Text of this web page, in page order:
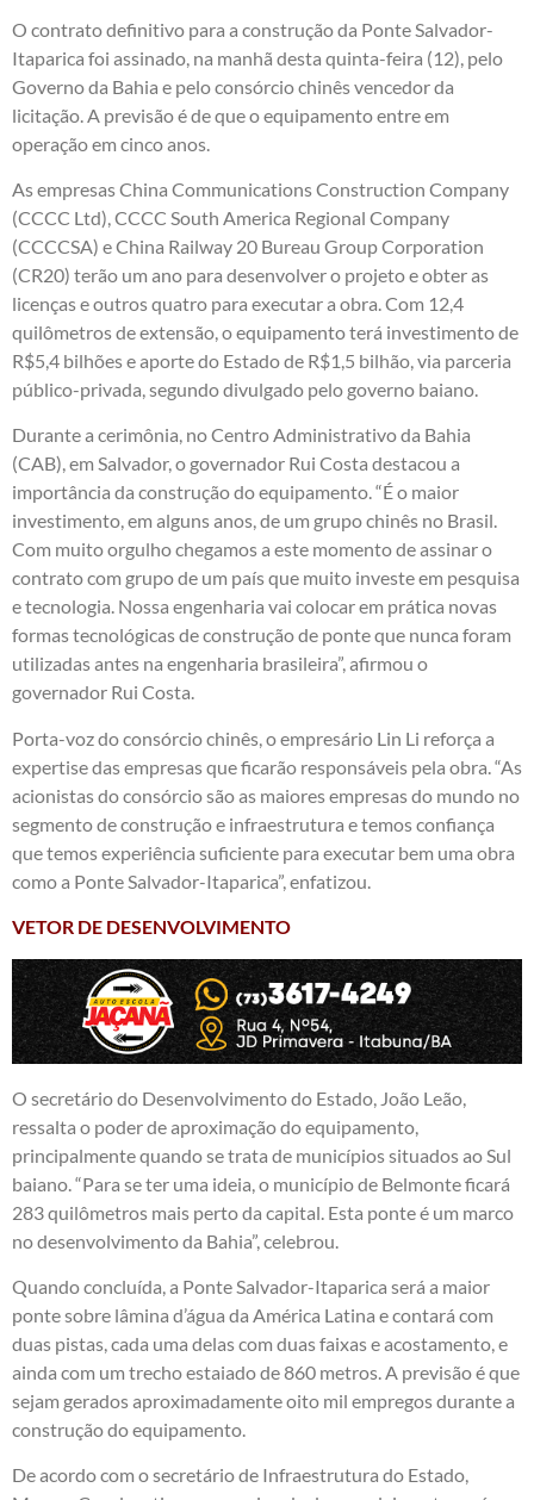
O contrato definitivo para a construção da Ponte Salvador-
Itaparica foi assinado, na manhã desta quinta-feira (12), pelo
Governo da Bahia e pelo consórcio chinês vencedor da
licitação. A previsão é de que o equipamento entre em
operação em cinco anos.
As empresas China Communications Construction Company
(CCCC Ltd), CCCC South America Regional Company
(CCCCSA) e China Railway 20 Bureau Group Corporation
(CR20) terão um ano para desenvolver o projeto e obter as
licenças e outros quatro para executar a obra. Com 12,4
quilômetros de extensão, o equipamento terá investimento de
R$5,4 bilhões e aporte do Estado de R$1,5 bilhão, via parceria
público-privada, segundo divulgado pelo governo baiano.
Durante a cerimônia, no Centro Administrativo da Bahia
(CAB), em Salvador, o governador Rui Costa destacou a
importância da construção do equipamento. “É o maior
investimento, em alguns anos, de um grupo chinês no Brasil.
Com muito orgulho chegamos a este momento de assinar o
contrato com grupo de um país que muito investe em pesquisa
e tecnologia. Nossa engenharia vai colocar em prática novas
formas tecnológicas de construção de ponte que nunca foram
utilizadas antes na engenharia brasileira”, afirmou o
governador Rui Costa.
Porta-voz do consórcio chinês, o empresário Lin Li reforça a
expertise das empresas que ficarão responsáveis pela obra. “As
acionistas do consórcio são as maiores empresas do mundo no
segmento de construção e infraestrutura e temos confiança
que temos experiência suficiente para executar bem uma obra
como a Ponte Salvador-Itaparica”, enfatizou.
VETOR DE DESENVOLVIMENTO
O secretário do Desenvolvimento do Estado, João Leão,
ressalta o poder de aproximação do equipamento,
principalmente quando se trata de municípios situados ao Sul
baiano. “Para se ter uma ideia, o município de Belmonte ficará
283 quilômetros mais perto da capital. Esta ponte é um marco
no desenvolvimento da Bahia”, celebrou.
Quando concluída, a Ponte Salvador-Itaparica será a maior
ponte sobre lâmina d’água da América Latina e contará com
duas pistas, cada uma delas com duas faixas e acostamento, e
ainda com um trecho estaiado de 860 metros. A previsão é que
sejam gerados aproximadamente oito mil empregos durante a
construção do equipamento.
De acordo com o secretário de Infraestrutura do Estado,